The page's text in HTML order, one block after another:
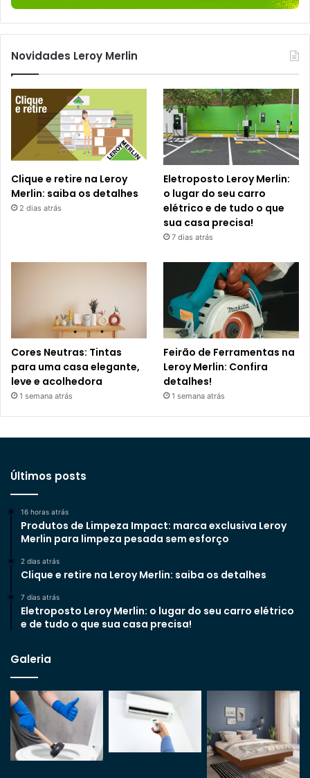
Novidades Leroy Merlin
Clique e retire na Leroy
Merlin: saiba os detalhes
2 dias atrás
Eletroposto Leroy Merlin:
o lugar do seu carro
elétrico e de tudo o que
sua casa precisa!
7 dias atrás
Cores Neutras: Tintas
para uma casa elegante,
leve e acolhedora
1 semana atrás
Feirão de Ferramentas na
Leroy Merlin: Confira
detalhes!
1 semana atrás
Últimos posts
16 horas atrás
Produtos de Limpeza Impact: marca exclusiva Leroy
Merlin para limpeza pesada sem esforço
2 dias atrás
Clique e retire na Leroy Merlin: saiba os detalhes
7 dias atrás
Eletroposto Leroy Merlin: o lugar do seu carro elétrico
e de tudo o que sua casa precisa!
Galeria